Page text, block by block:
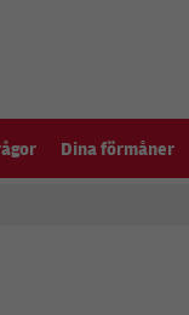
Dina förmåner